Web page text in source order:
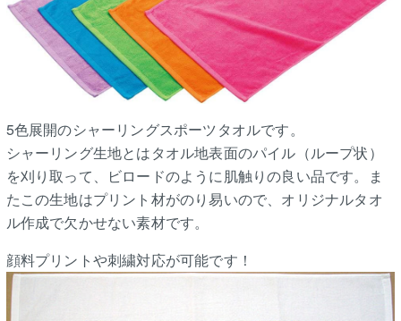
5色展開のシャーリングスポーツタオルです。
シャーリング生地とはタオル地表面のパイル（ループ状）
を刈り取って、ビロードのように肌触りの良い品です。ま
たこの生地はプリント材がのり易いので、オリジナルタオ
ル作成で欠かせない素材です。
顔料プリントや刺繍対応が可能です！